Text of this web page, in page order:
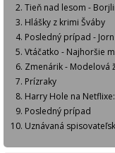
Tieň nad lesom -
Hlášky z krimi Šváby
Posledný prípad -
Vtáčatko - Najhoršie
Zmenárik - Modelová
Prízraky
Harry Hole na
Posledný prípad
Uznávaná